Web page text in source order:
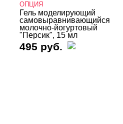
ОПЦИЯ
Гель моделирующий
самовыравнивающийся
молочно-йогуртовый
"Персик", 15 мл
495 руб.